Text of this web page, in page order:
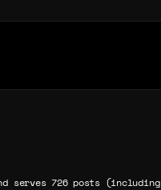
serves 726 posts (including